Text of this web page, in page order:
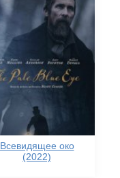
Всевидящее око
(2022)